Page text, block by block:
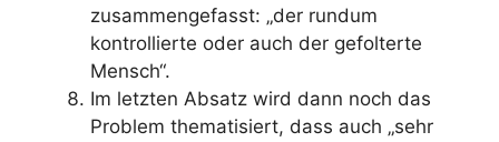
zusammengefasst: „der rundum
kontrollierte oder auch der gefolterte
Mensch“.
Im letzten Absatz wird dann noch das
Problem thematisiert, dass auch „sehr